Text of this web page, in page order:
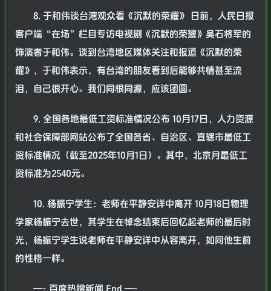
8. 于和伟谈台湾观众看《沉默的荣耀》 日前，人民日报
客户端“在场”栏目专访电视剧《沉默的荣耀》吴石将军的
饰演者于和伟。谈到台湾地区媒体关注和报道《沉默的荣
耀》，于和伟表示，有台湾的朋友看到后能够共情甚至流
泪，自己很开心。我们同根同源，应该团圆。
9. 全国各地最低工资标准情况公布 10月17日，人力资源
和社会保障部网站公布了全国各省、自治区、直辖市最低工
资标准情况（截至2025年10月1日）。其中，北京月最低工
资标准为2540元。
10. 杨振宁学生：老师在平静安详中离开 10月18日物理
学家杨振宁去世，其学生在悼念结束后回忆起老师的最后时
光，杨振宁学生说老师在平静安详中从容离开，如同他生前
的性格一样。